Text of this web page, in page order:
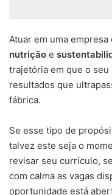
Atuar em uma
nutrição e
trajetória em que o
resultados que
fábrica.
Se esse tipo de
talvez este seja o
revisar seu currículo,
com calma as vagas
oportunidade está